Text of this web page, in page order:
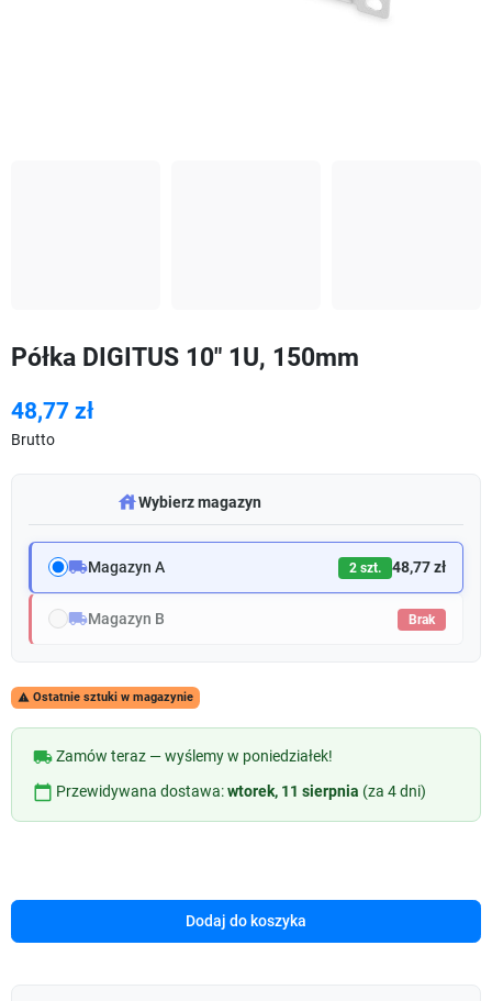
Półka DIGITUS 10" 1U, 150mm
48,77 zł
Brutto
warehouseWybierz magazyn
local_shippingMagazyn A 2 szt. 48,77 zł
local_shippingMagazyn B Brak
 Ostatnie sztuki w magazynie
local_shippingZamów teraz — wyślemy w poniedziałek!
calendar_today Przewidywana dostawa:wtorek, 11 sierpnia (za 4 dni)
Dodaj do koszyka